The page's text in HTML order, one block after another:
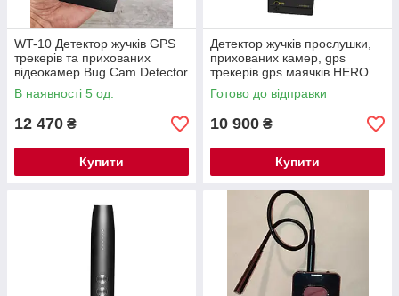
WT-10 Детектор жучків GPS
трекерів та прихованих
відеокамер Bug Cam Detector
2022
В наявності 5 од.
12 470 ₴
Купити
Детектор жучків прослушки,
прихованих камер, gps
трекерів gps маячків HERO
009 2021р
Готово до відправки
10 900 ₴
Купити